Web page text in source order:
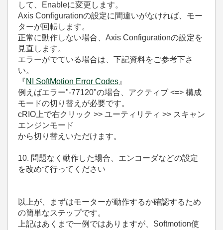
して、Enableに変更します。
Axis Configurationの設定に間違いがなければ、モー
ターが回転します。
正常に動作しない場合、Axis Configurationの設定を
見直します。
エラーがでている場合は、下記資料をご参考下さ
い。
『NI SoftMotion Error Codes 』
例えばエラー"-77120"の場合、アクティブ <=> 構成
モードの切り替えが必要です。
cRIO上で右クリック >> ユーティリティ >> スキャン
エンジンモード
から切り替えいただけます。
10. 問題なく動作した場合、エンコーダなどの設定
を改めて行ってください
以上が、まずはモーターが動作するか確認するため
の簡単なステップです。
上記はあくまで一例ではありますが、Softmotion使